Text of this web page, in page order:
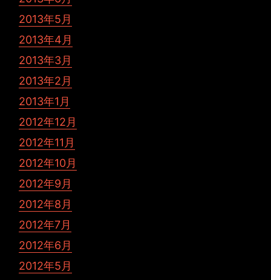
2013年5月
2013年4月
2013年3月
2013年2月
2013年1月
2012年12月
2012年11月
2012年10月
2012年9月
2012年8月
2012年7月
2012年6月
2012年5月